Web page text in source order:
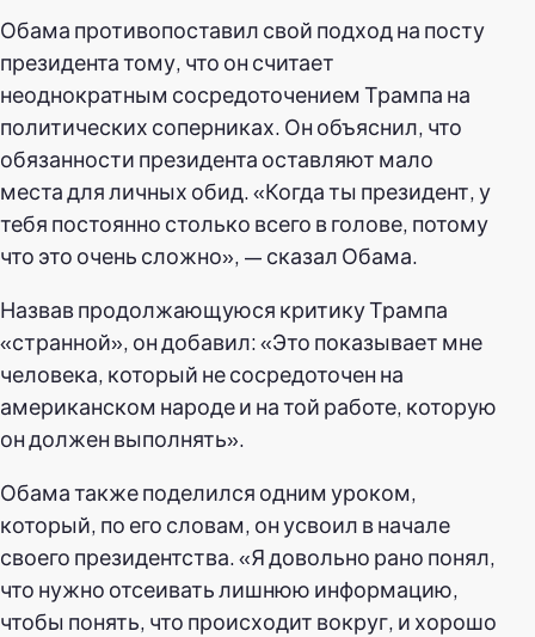
Обама противопоставил свой подход на посту
президента тому, что он считает
неоднократным сосредоточением Трампа на
политических соперниках. Он объяснил, что
обязанности президента оставляют мало
места для личных обид. «Когда ты президент, у
тебя постоянно столько всего в голове, потому
что это очень сложно», — сказал Обама.
Назвав продолжающуюся критику Трампа
«странной», он добавил: «Это показывает мне
человека, который не сосредоточен на
американском народе и на той работе, которую
он должен выполнять».
Обама также поделился одним уроком,
который, по его словам, он усвоил в начале
своего президентства. «Я довольно рано понял,
что нужно отсеивать лишнюю информацию,
чтобы понять, что происходит вокруг, и хорошо